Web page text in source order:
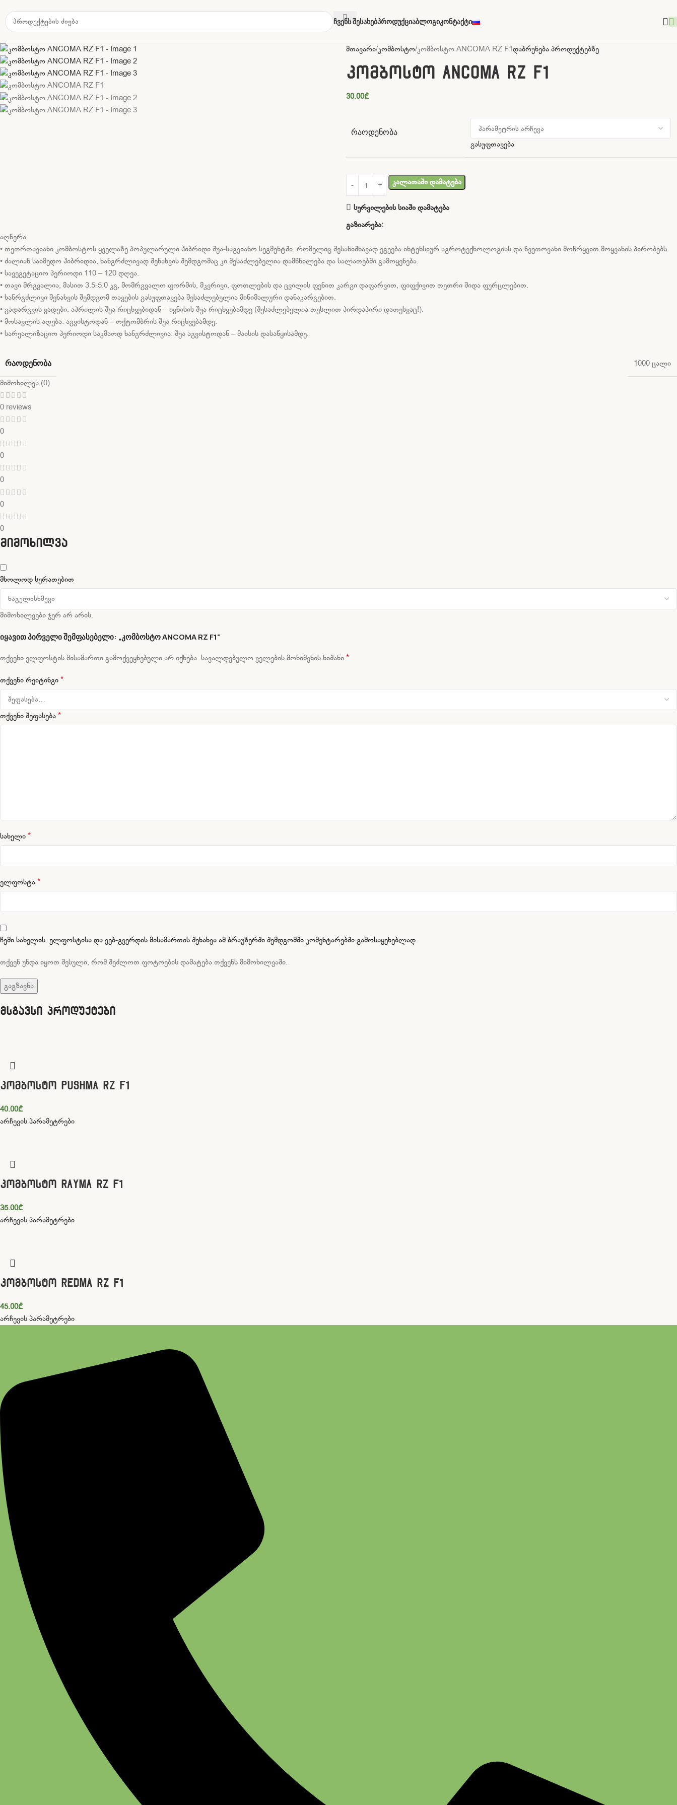
Ჩვენს ᲨესახებᲞროდუქციაᲑლოგიᲙონტაქტი
მთავარი კომბოსტო კომბოსტო ANCOMA RZ F1დაბრუნება პროდუქტებზე
კომბოსტო ANCOMA RZ F1
30.00₾
ᲠᲐᲝᲓᲔᲜᲝᲑᲐ
გასუფთავება
Კალათაში Დამატება
სურვილების სიაში დამატება
გაზიარება:
აღწერა
• თეთრთავიანი კომბოსტოს ყველაზე პოპულარული ჰიბრიდი შუა-საგვიანო სეგმენტში, რომელიც შესანიშნავად ეგუება ინტენსიურ აგროტექნოლოგიას და წვეთოვანი მოწრყვით მოყვანის პირობებს.
• ძალიან საიმედო ჰიბრიდია, ხანგრძლივად შენახვის შემდგომაც კი შესაძლებელია დამწნილება და სალათებში გამოყენება.
• სავეგეტაციო პერიოდი 110 – 120 დღეა.
• თავი მრგვალია, მასით 3.5-5.0 კგ, მომრგვალო ფორმის, მკვრივი, ფოთლების და ცვილის ფენით კარგი დაფარვით, ფიფქივით თეთრი შიდა ფურცლებით.
• ხანრგძლივი შენახვის შემდგომ თავების გასუფთავება შესაძლებელია მინიმალური დანაკარგებით.
• გადარგვის ვადები: აპრილის შუა რიცხვებიდან – ივნისის შუა რიცხვებამდე (შესაძლებელია თესლით პირდაპირი დათესვაც!).
• მოსავლის აღება: აგვისტოდან – ოქტომბრის შუა რიცხვებამდე.
• სარეალიზაციო პერიოდი საკმაოდ ხანგრძლივია: შუა აგვისტოდან – მაისის დასაწყისამდე.
ᲠᲐᲝᲓᲔᲜᲝᲑᲐ
1000 ცალი
მიმოხილვა (0)
0 reviews
0
0
0
0
0
მიმოხილვა
მხოლოდ სურათებით
მიმოხილვები ჯერ არ არის.
იყავით პირველი შემფასებელი: „კომბოსტო ANCOMA RZ F1“
თქვენი ელფოსტის მისამართი გამოქვეყნებული არ იქნება. სავალდებულო ველების მონიშვნის ნიშანი*
თქვენი რეიტინგი*
თქვენი შეფასება*
სახელი*
ელფოსტა*
ჩემი სახელის. ელფოსტისა და ვებ-გვერდის მისამართის შენახვა ამ ბრაუზერში შემდგომში კომენტარებში გამოსაყენებლად.
თქვენ უნდა იყოთ შესული, რომ შეძლოთ ფოტოების დამატება თქვენს მიმოხილვაში.
მსგავსი პროდუქტები
კომბოსტო PUSHMA RZ F1
40.00₾
არჩევის პარამეტრები
კომბოსტო RAYMA RZ F1
35.00₾
არჩევის პარამეტრები
კომბოსტო REDMA RZ F1
45.00₾
არჩევის პარამეტრები